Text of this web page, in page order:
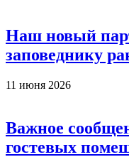
Наш новый
заповеднику
11 июня 2026
Важное
гостевых